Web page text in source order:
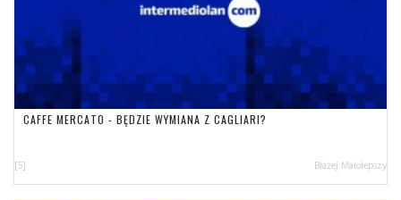
CAFFE MERCATO - BĘDZIE WYMIANA Z CAGLIARI?
[5] Błażej Małolepszy